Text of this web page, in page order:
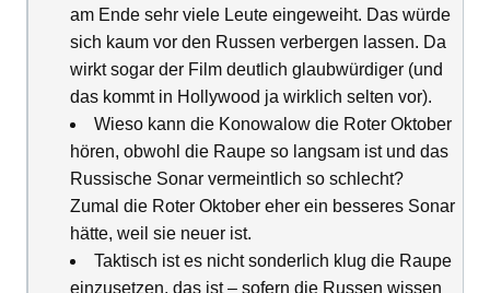
am Ende sehr viele Leute eingeweiht. Das würde
sich kaum vor den Russen verbergen lassen. Da
wirkt sogar der Film deutlich glaubwürdiger (und
das kommt in Hollywood ja wirklich selten vor).
Wieso kann die Konowalow die Roter Oktober
hören, obwohl die Raupe so langsam ist und das
Russische Sonar vermeintlich so schlecht?
Zumal die Roter Oktober eher ein besseres Sonar
hätte, weil sie neuer ist.
Taktisch ist es nicht sonderlich klug die Raupe
einzusetzen, das ist – sofern die Russen wissen